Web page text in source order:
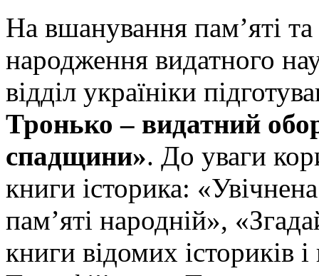
На вшанування пам’яті та
народження видатного
відділ україніки
Тронько – видатний
спадщини». До уваги
книги історика:
пам’яті народній»,
книги відомих істориків